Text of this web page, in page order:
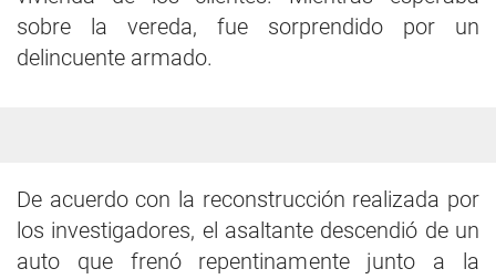
sobre la vereda, fue sorprendido por un
delincuente armado.
De acuerdo con la reconstrucción realizada por
los investigadores, el asaltante descendió de un
auto que frenó repentinamente junto a la